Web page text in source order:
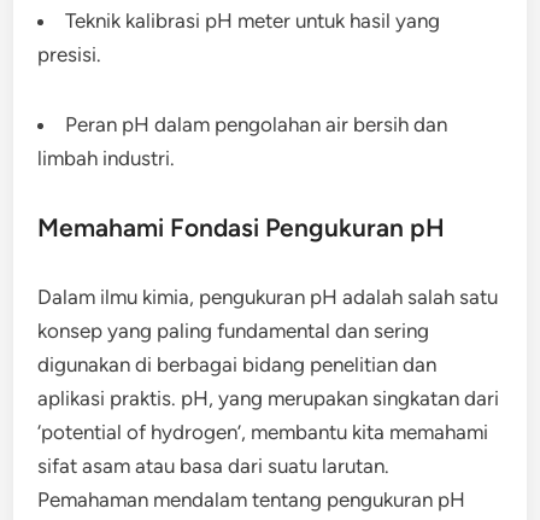
Teknik kalibrasi pH meter untuk hasil yang
presisi.
Peran pH dalam pengolahan air bersih dan
limbah industri.
Memahami Fondasi Pengukuran pH
Dalam ilmu kimia, pengukuran pH adalah salah satu
konsep yang paling fundamental dan sering
digunakan di berbagai bidang penelitian dan
aplikasi praktis. pH, yang merupakan singkatan dari
‘potential of hydrogen’, membantu kita memahami
sifat asam atau basa dari suatu larutan.
Pemahaman mendalam tentang pengukuran pH